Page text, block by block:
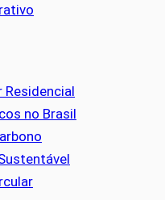
Residencial
no Brasil